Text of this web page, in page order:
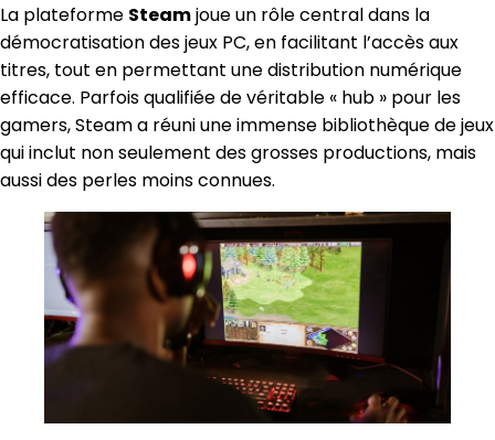
La plateforme Steamjoue un rôle central dans la
démocratisation des jeux PC, en facilitant l’accès aux
titres, tout en permettant une distribution numérique
efficace. Parfois qualifiée de véritable « hub » pour les
gamers, Steam a réuni une immense bibliothèque de jeux
qui inclut non seulement des grosses productions, mais
aussi des perles moins connues.